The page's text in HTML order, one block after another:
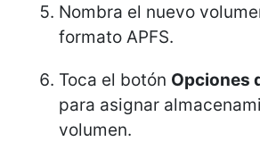
Nombra el nuevo
formato APFS.
Toca el botón Opciones
para asignar
volumen.